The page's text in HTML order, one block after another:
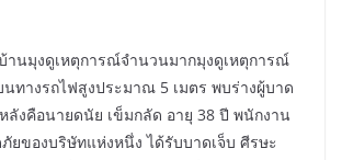
านมุงดูเหตุการณ์จำนวนมากมุงดูเหตุการณ์
ทางรถไฟสูงประมาณ 5 เมตร พบร่างผู้บาด
ลังคือนายดนัย เข็มกลัด อายุ 38 ปี พนักงาน
ยของบริษัทแห่งหนึ่ง ได้รับบาดเจ็บ ศีรษะ